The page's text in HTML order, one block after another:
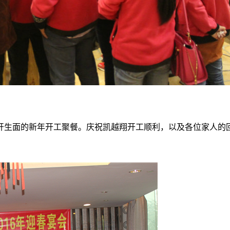
面的新年开工聚餐。庆祝凯越翔开工顺利，以及各位家人